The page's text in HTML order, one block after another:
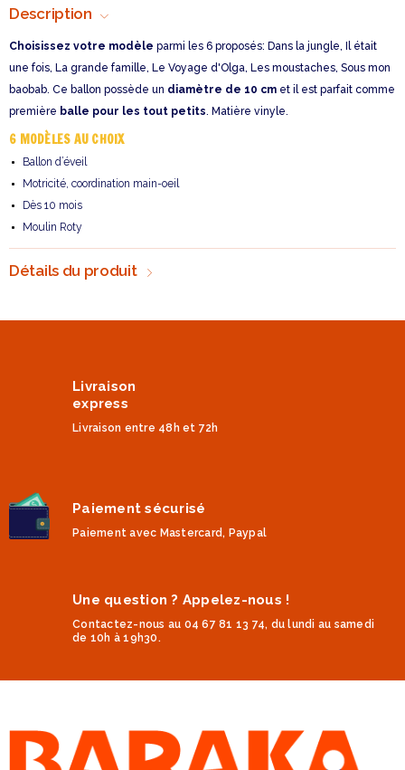
Description
Choisissez votre modèle parmi les 6 proposés: Dans la jungle, Il était
une fois, La grande famille, Le Voyage d'Olga, Les moustaches, Sous mon
baobab. Ce ballon possède un diamètre de 10 cm et il est parfait comme
première balle pour les tout petits . Matière vinyle.
6 MODÈLES AU CHOIX
Ballon d’éveil
Motricité, coordination main-oeil
Dès 10 mois
Moulin Roty
Détails du produit
Livraison
express
Livraison entre 48h et 72h
Paiement sécurisé
Paiement avec Mastercard, Paypal
Une question ? Appelez-nous !
Contactez-nous au 04 67 81 13 74, du lundi au samedi
de 10h à 19h30.